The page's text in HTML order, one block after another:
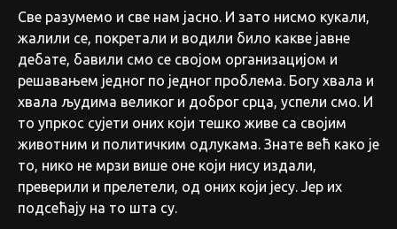
Све разумемо и све нам јасно. И зато нисмо кукали,
жалили се, покретали и водили било какве јавне
дебате, бавили смо се својом организацијом и
решавањем једног по једног проблема. Богу хвала и
хвала људима великог и доброг срца, успели смо. И
то упркос сујети оних који тешко живе са својим
животним и политичким одлукама. Знате већ како је
то, нико не мрзи више оне који нису издали,
преверили и прелетели, од оних који јесу. Јер их
подсећају на то шта су.